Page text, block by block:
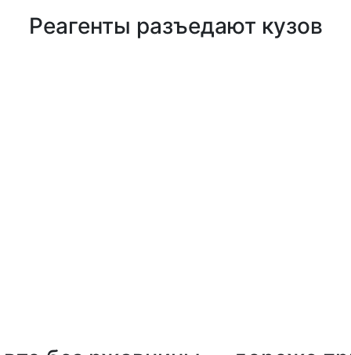
Реагенты разъедают кузов